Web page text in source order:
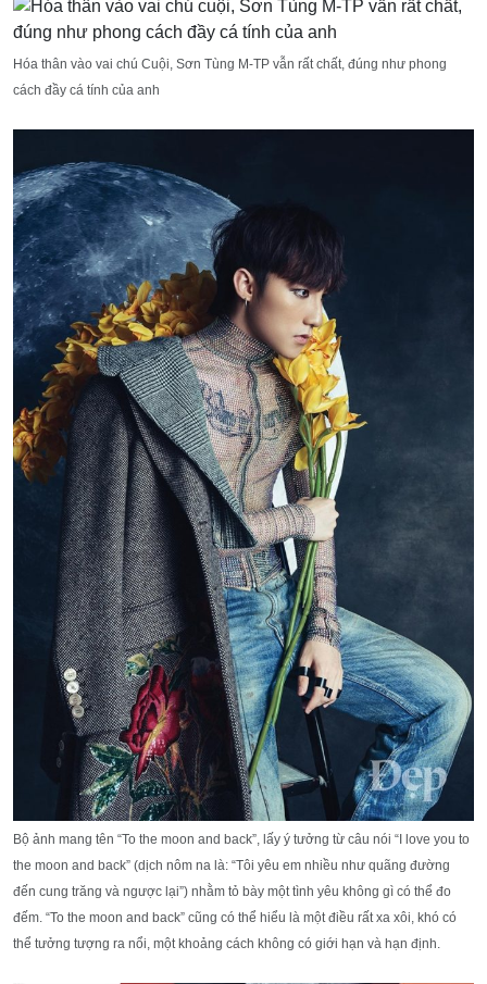
Hóa thân vào vai chú Cuội, Sơn Tùng M-TP vẫn rất chất, đúng như phong
cách đầy cá tính của anh
Bộ ảnh mang tên “To the moon and back”, lấy ý tưởng từ câu nói “I love you to
the moon and back” (dịch nôm na là: “Tôi yêu em nhiều như quãng đường
đến cung trăng và ngược lại”) nhằm tỏ bày một tình yêu không gì có thể đo
đếm. “To the moon and back” cũng có thể hiểu là một điều rất xa xôi, khó có
thể tưởng tượng ra nổi, một khoảng cách không có giới hạn và hạn định.